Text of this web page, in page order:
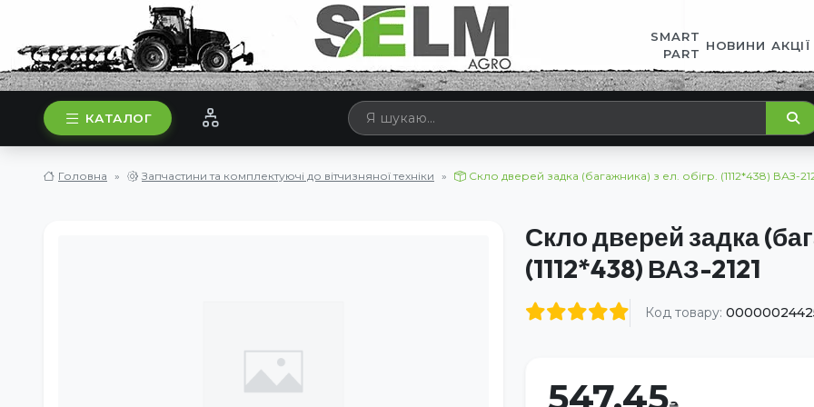
SMART
PART
НОВИНИ АКЦІЇ
КАТАЛОГ
Головна Запчастини та комплектуючі до вітчизняної техніки Скло дверей задка (багажника) з ел. обігр. (1112*438) ВАЗ-
Скло дверей задка
(1112*438) ВАЗ-2121
Код товару:
547.45